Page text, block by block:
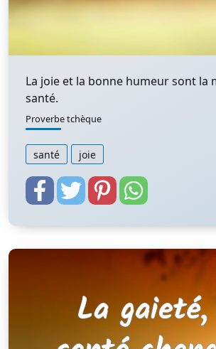
La joie et la bonne humeur sont la
santé.
Proverbe tchèque
santé joie